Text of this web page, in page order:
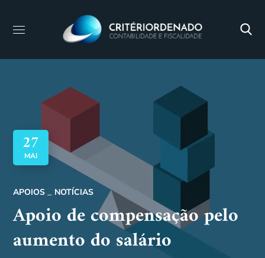
27
MAI
APOIOS NOTÍCIAS
Apoio de compensação pelo
aumento do salário